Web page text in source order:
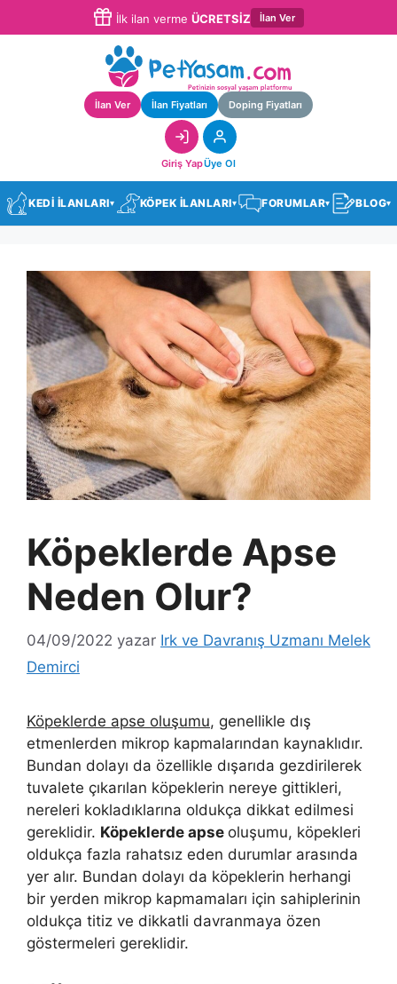
İlk ilan verme ÜCRETSİZ İlan Ver
İlan Ver İlan Fiyatları Doping Fiyatları
Giriş YapÜye Ol
KEDİ İLANLARI▾ KÖPEK İLANLARI▾ FORUMLAR▾ BLOG▾
Köpeklerde Apse
Neden Olur?
04/09/2022 yazar Irk ve Davranış Uzmanı Melek
Demirci
Köpeklerde apse oluşumu, genellikle dış
etmenlerden mikrop kapmalarından kaynaklıdır.
Bundan dolayı da özellikle dışarıda gezdirilerek
tuvalete çıkarılan köpeklerin nereye gittikleri,
nereleri kokladıklarına oldukça dikkat edilmesi
gereklidir. Köpeklerde apse oluşumu, köpekleri
oldukça fazla rahatsız eden durumlar arasında
yer alır. Bundan dolayı da köpeklerin herhangi
bir yerden mikrop kapmamaları için sahiplerinin
oldukça titiz ve dikkatli davranmaya özen
göstermeleri gereklidir.